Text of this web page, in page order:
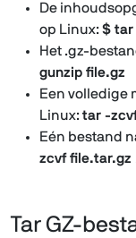
De
op Linux:$ tar
Het .gz-
gunzip file.gz
Een volledige
Linux:tar -
Eén bestand
zcvf
Tar GZ-